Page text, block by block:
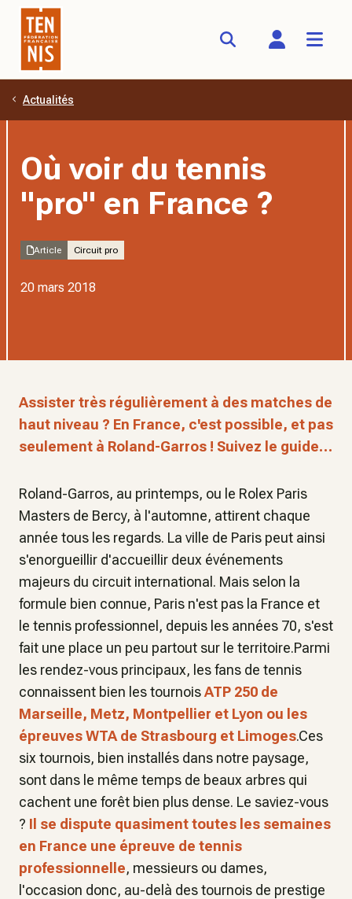
Aller au contenu principal
Actualités
Où voir du tennis
"pro" en France ?
Article Circuit pro
20 mars 2018
Assister très régulièrement à des matches de
haut niveau ? En France, c'est possible, et pas
seulement à Roland-Garros ! Suivez le guide…
Roland-Garros, au printemps, ou le Rolex Paris
Masters de Bercy, à l'automne, attirent chaque
année tous les regards. La ville de Paris peut ainsi
s'enorgueillir d'accueillir deux événements
majeurs du circuit international. Mais selon la
formule bien connue, Paris n'est pas la France et
le tennis professionnel, depuis les années 70, s'est
fait une place un peu partout sur le territoire.Parmi
les rendez-vous principaux, les fans de tennis
connaissent bien les tournoisATP 250 de
Marseille, Metz, Montpellier et Lyon ou les
épreuves WTA de Strasbourg et Limoges.Ces
six tournois, bien installés dans notre paysage,
sont dans le même temps de beaux arbres qui
cachent une forêt bien plus dense. Le saviez-vous
? Il se dispute quasiment toutes les semaines
en France une épreuve de tennis
professionnelle, messieurs ou dames,
l'occasion donc, au-delà des tournois de prestige